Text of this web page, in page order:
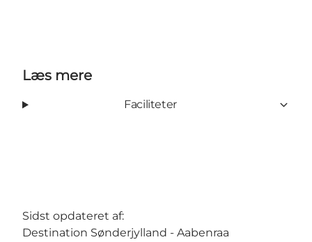
Læs mere
Faciliteter
Sidst opdateret af:
Destination Sønderjylland - Aabenraa